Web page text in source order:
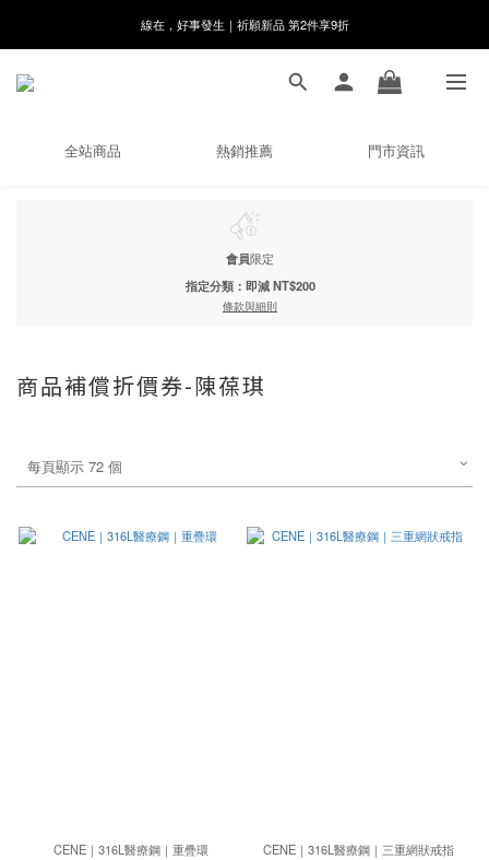
8月月初限定｜指定分類滿件88折！
線在，好事發生｜祈願新品 第2件享9折
全站商品 熱銷推薦 門市資訊
會員限定
指定分類：即減 NT$200
條款與細則
商品補償折價券-陳葆琪
每頁顯示 72 個
CENE｜316L醫療鋼｜重疊環 CENE｜316L醫療鋼｜三重網狀戒指